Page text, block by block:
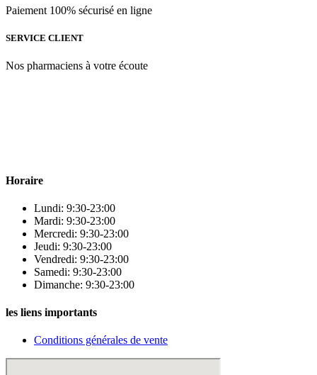
Paiement 100% sécurisé en ligne
SERVICE CLIENT
Nos pharmaciens à votre écoute
Horaire
Lundi: 9:30-23:00
Mardi: 9:30-23:00
Mercredi: 9:30-23:00
Jeudi: 9:30-23:00
Vendredi: 9:30-23:00
Samedi: 9:30-23:00
Dimanche: 9:30-23:00
les liens importants
Conditions générales de vente